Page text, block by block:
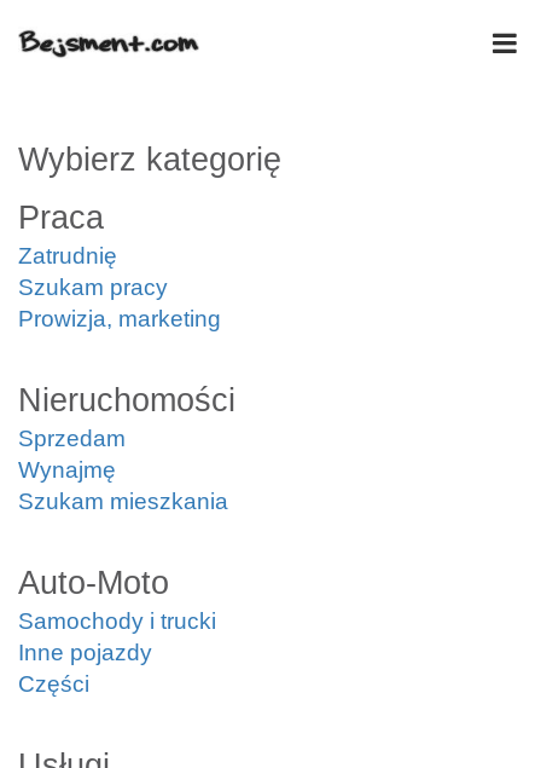
Wybierz kategorię
Praca
Zatrudnię
Szukam pracy
Prowizja, marketing
Nieruchomości
Sprzedam
Wynajmę
Szukam mieszkania
Auto-Moto
Samochody i trucki
Inne pojazdy
Części